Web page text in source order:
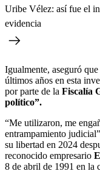
Uribe Vélez: así fue el
evidencia
Igualmente, aseguró
últimos años en esta
por parte de la Fiscalía
político”.
“Me utilizaron, me
entrampamiento
su libertad en 2024
reconocido empresario
8 de abril de 1991 en la